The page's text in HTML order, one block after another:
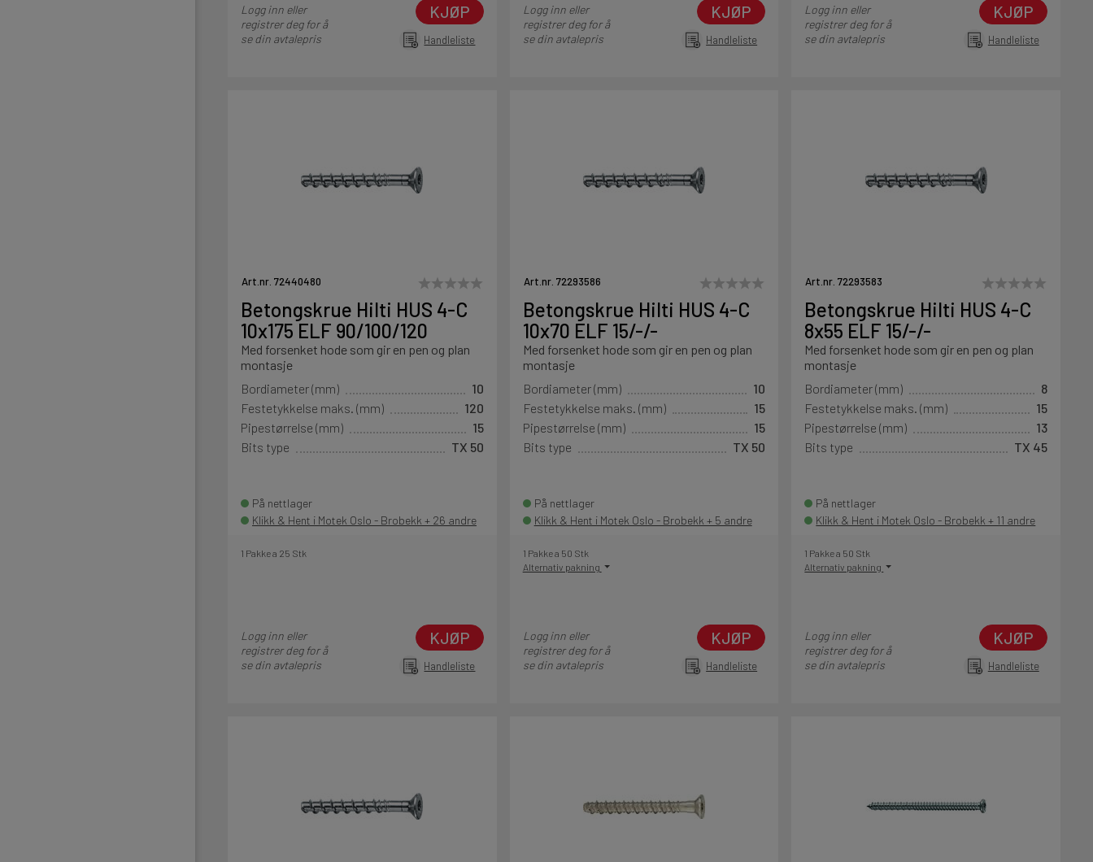
Logg inn eller
registrer deg for å
se din avtalepris
KJØP
Handleliste
Logg inn eller
registrer deg for å
se din avtalepris
KJØP
Handleliste
Logg inn eller
registrer deg for å
se din avtalepris
KJØP
Handleliste
Art.nr. 72440480
Betongskrue Hilti HUS 4-C
10x175 ELF 90/100/120
Med forsenket hode som gir en pen og plan
montasje
Bordiameter (mm)
10
Festetykkelse maks. (mm)
120
Pipestørrelse (mm)
15
Bits type
TX 50
På nettlager
Klikk & Hent i Motek Oslo - Brobekk + 26 andre
1 Pakke a 25 Stk
Logg inn eller
registrer deg for å
se din avtalepris
KJØP
Handleliste
Art.nr. 72293586
Betongskrue Hilti HUS 4-C
10x70 ELF 15/-/-
Med forsenket hode som gir en pen og plan
montasje
Bordiameter (mm)
10
Festetykkelse maks. (mm)
15
Pipestørrelse (mm)
15
Bits type
TX 50
På nettlager
Klikk & Hent i Motek Oslo - Brobekk + 5 andre
1 Pakke a 50 Stk
Alternativ pakning
Logg inn eller
registrer deg for å
se din avtalepris
KJØP
Handleliste
Art.nr. 72293583
Betongskrue Hilti HUS 4-C
8x55 ELF 15/-/-
Med forsenket hode som gir en pen og plan
montasje
Bordiameter (mm)
8
Festetykkelse maks. (mm)
15
Pipestørrelse (mm)
13
Bits type
TX 45
På nettlager
Klikk & Hent i Motek Oslo - Brobekk + 11 andre
1 Pakke a 50 Stk
Alternativ pakning
Logg inn eller
registrer deg for å
se din avtalepris
KJØP
Handleliste